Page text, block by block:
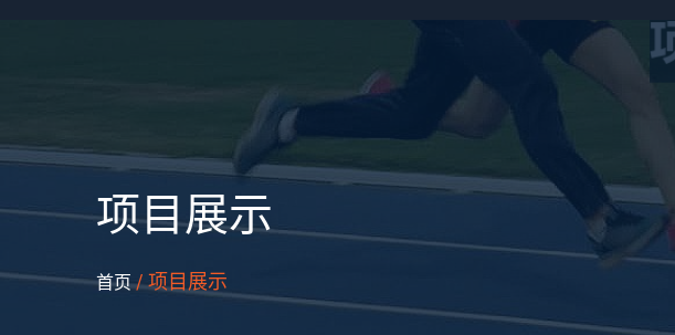
项目展示
首页/ 项目展示